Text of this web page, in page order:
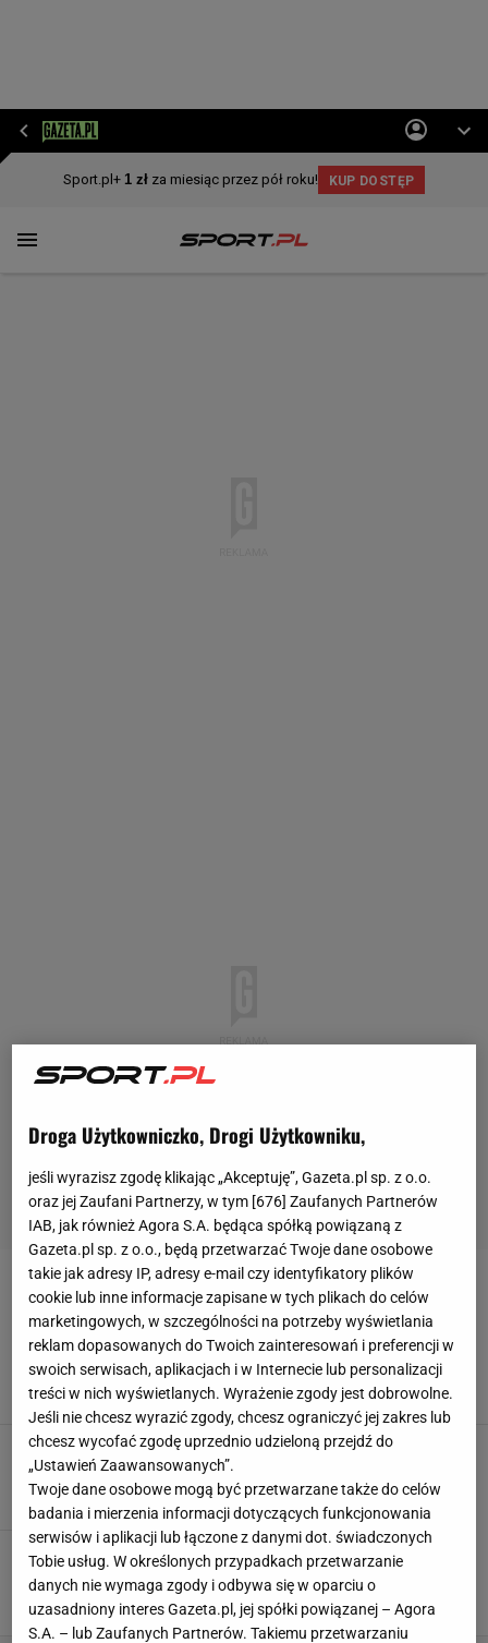
POLACY W VANCOUVER 2010
Vancouver 2010. Polskie łyżwiarki: Ten medal,
to wcale nie był cud!
Jakub Ciastoń, Vancouver,28 LUTEGO 2010, 08:05
Vancouver 2010. Dzień czternasty - rozkład
Sport.pl, 26 LUTEGO 2010, 15:30
Vancouver 2010. Prezes dziękuje Ligockim. Za
współpracę
rb, qbi Whistler, 26 LUTEGO 2010, 06:46
Droga Użytkowniczko, Drogi Użytkowniku,
jeśli wyrazisz zgodę klikając „Akceptuję”, Gazeta.pl sp. z o.o.
oraz jej Zaufani Partnerzy, w tym [676] Zaufanych Partnerów
IAB, jak również Agora S.A. będąca spółką powiązaną z
Gazeta.pl sp. z o.o., będą przetwarzać Twoje dane osobowe
takie jak adresy IP, adresy e-mail czy identyfikatory plików
cookie lub inne informacje zapisane w tych plikach do celów
marketingowych, w szczególności na potrzeby wyświetlania
reklam dopasowanych do Twoich zainteresowań i preferencji w
swoich serwisach, aplikacjach i w Internecie lub personalizacji
treści w nich wyświetlanych. Wyrażenie zgody jest dobrowolne.
Jeśli nie chcesz wyrazić zgody, chcesz ograniczyć jej zakres lub
chcesz wycofać zgodę uprzednio udzieloną przejdź do
„Ustawień Zaawansowanych”.
Twoje dane osobowe mogą być przetwarzane także do celów
badania i mierzenia informacji dotyczących funkcjonowania
serwisów i aplikacji lub łączone z danymi dot. świadczonych
Tobie usług. W określonych przypadkach przetwarzanie
danych nie wymaga zgody i odbywa się w oparciu o
uzasadniony interes Gazeta.pl, jej spółki powiązanej – Agora
S.A. – lub Zaufanych Partnerów. Takiemu przetwarzaniu